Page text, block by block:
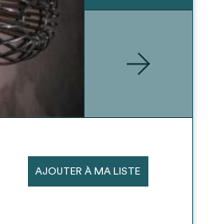
AJOUTER À MA LISTE